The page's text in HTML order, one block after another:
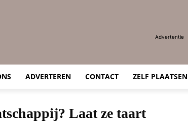
Advertentie
ADVERTEREN CONTACT ZELF PLAATSEN
Laat ze taart